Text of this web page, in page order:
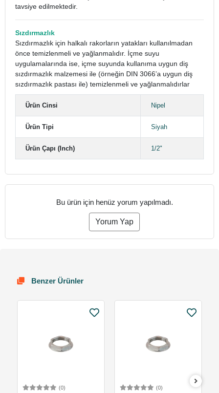
tavsiye edilmektedir.
Sızdırmazlık
Sızdırmazlık için halkalı rakorların yatakları kullanılmadan
önce temizlenmeli ve yağlanmalıdır. İçme suyu
uygulamalarında ise, içme suyunda kullanıma uygun diş
sızdırmazlık malzemesi ile (örneğin DIN 3066’a uygun diş
sızdırmazlık pastası ile) temizlenmeli ve yağlanmalıdırlar
Ürün Cinsi Nipel
Ürün Tipi Siyah
Ürün Çapı (Inch) 1/2"
Bu ürün için henüz yorum yapılmadı.
Yorum Yap
Benzer Ürünler
(0) (0)